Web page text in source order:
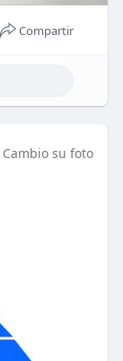
Compartir
Cambio su foto